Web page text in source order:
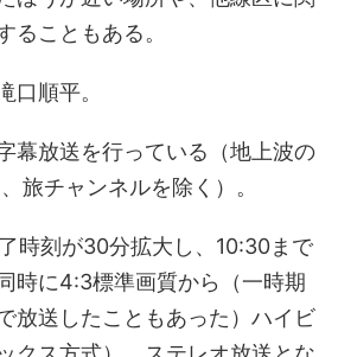
ることもある。
口順平。
幕放送を行っている（地上波の
旅チャンネルを除く）。
時刻が30分拡大し、10:30まで
時に4:3標準画質から（一時期
放送したこともあった）ハイビ